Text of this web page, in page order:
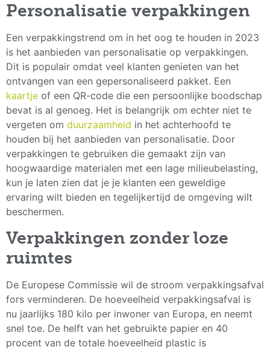
Personalisatie verpakkingen
Een verpakkingstrend om in het oog te houden in 2023
is het aanbieden van personalisatie op verpakkingen.
Dit is populair omdat veel klanten genieten van het
ontvangen van een gepersonaliseerd pakket. Een
kaartje of een QR-code die een persoonlijke boodschap
bevat is al genoeg. Het is belangrijk om echter niet te
vergeten om duurzaamheid in het achterhoofd te
houden bij het aanbieden van personalisatie. Door
verpakkingen te gebruiken die gemaakt zijn van
hoogwaardige materialen met een lage milieubelasting,
kun je laten zien dat je je klanten een geweldige
ervaring wilt bieden en tegelijkertijd de omgeving wilt
beschermen.
Verpakkingen zonder loze
ruimtes
De Europese Commissie wil de stroom verpakkingsafval
fors verminderen. De hoeveelheid verpakkingsafval is
nu jaarlijks 180 kilo per inwoner van Europa, en neemt
snel toe. De helft van het gebruikte papier en 40
procent van de totale hoeveelheid plastic is